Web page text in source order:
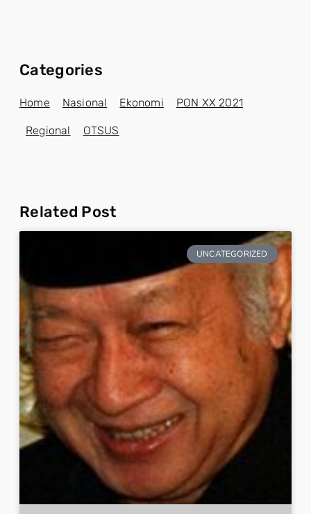
Categories
Home Nasional Ekonomi PON XX 2021
Regional OTSUS
Related Post
UNCATEGORIZED